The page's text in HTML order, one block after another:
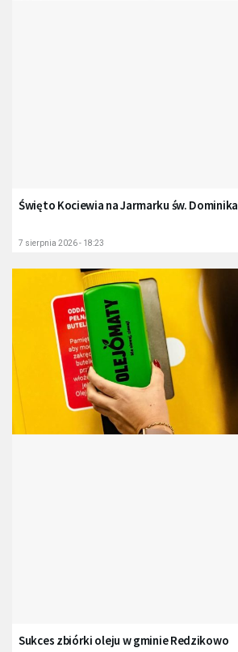
Święto Kociewia na Jarmarku św. Dominika
7 sierpnia 2026 - 18:23
Sukces zbiórki oleju w gminie Redzikowo